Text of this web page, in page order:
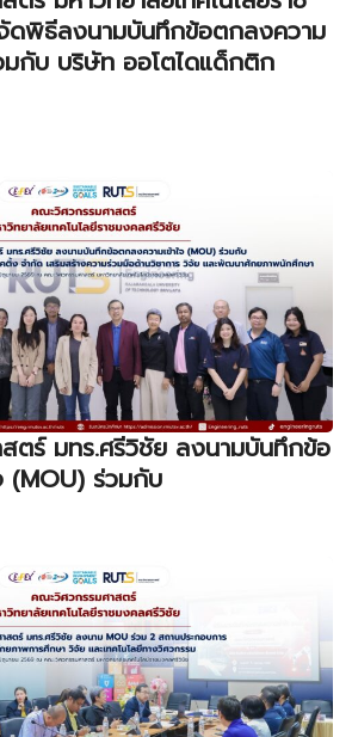
ดพิธีลงนามบันทึกข้อตกลงความ
มกับ บริษัท ออโตไดแด็กติก
ตร์ มทร.ศรีวิชัย ลงนามบันทึกข้อ
(MOU) ร่วมกับ